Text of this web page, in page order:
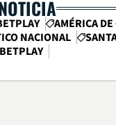
AMÉRICA DE
NACIONAL